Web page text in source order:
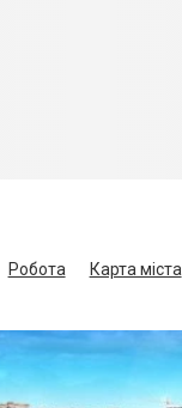
Робота
Карта міста